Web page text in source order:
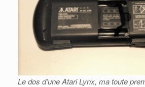
Le dos d’une Atari Lynx, ma toute